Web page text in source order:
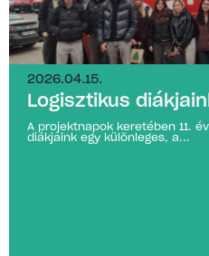
2026.04.15.
Logisztikus
A projektnapok keretében 11.
diákjaink egy különleges, a...